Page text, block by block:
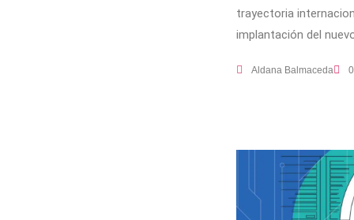
trayectoria
implantación del
Aldana Balmaceda